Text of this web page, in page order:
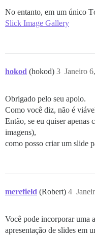
No entanto, em um único
Slick Image Gallery
hokod (hokod) Janeiro
3
Obrigado pelo seu apoio.
Como você diz, não é
Então, se eu quiser apenas
imagens),
como posso criar um slide
merefield (Robert) 4
Você pode incorporar uma
apresentação de slides em